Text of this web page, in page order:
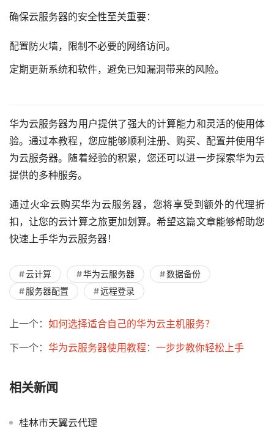
确保云服务器的安全性至关重要：
配置防火墙，限制不必要的网络访问。
定期更新系统和软件，避免已知漏洞带来的风险。
华为云服务器为用户提供了强大的计算能力和灵活的使用体
验。通过本教程，您应能够顺利注册、购买、配置并使用华
为云服务器。随着经验的积累，您还可以进一步探索华为云
提供的多种服务。
通过火伞云购买华为云服务器，您将享受到额外的代理折
扣，让您的云计算之旅更加划算。希望这篇文章能够帮助您
快速上手华为云服务器！
云计算 华为云服务器
数据备份
服务器配置
远程登录
上一个： 如何选择适合自己的华为云主机服务？
下一个： 华为云服务器使用教程：一步步教你轻松上手
相关新闻
桂林市天翼云代理